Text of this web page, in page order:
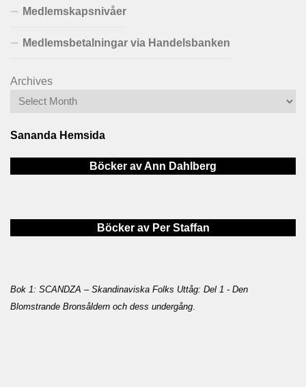
Medlemskapsnivåer
Medlemsbetalningar via Handelsbanken
Archives
Sananda Hemsida
Böcker av Ann Dahlberg
Böcker av Per Staffan
Bok 1: SCANDZA – Skandinaviska Folks Uttåg: Del 1 - Den
Blomstrande Bronsåldern och dess undergång